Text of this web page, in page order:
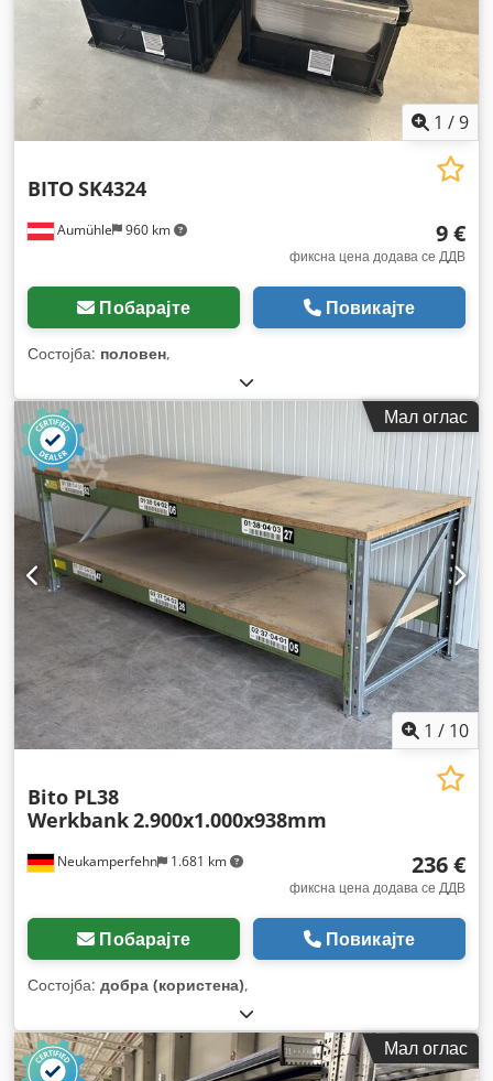
1 /9
Aumühle 960 km
BITOSK4324
9 €
фиксна цена додава се ДДВ
Побарајте Повикајте
Состојба: половен,
Мал оглас
1 / 10
Neukamperfehn 1.681 km
Bito PL38
Werkbank2.900x1.000x938mm
236 €
фиксна цена додава се ДДВ
Побарајте Повикајте
Состојба: добра (користена),
Мал оглас